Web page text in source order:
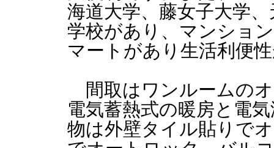
海道大学、藤女子大学
学校があり、マンショ
マートがあり生活利便
間取はワンルームの
電気蓄熱式の暖房と電
物は外壁タイル貼りで